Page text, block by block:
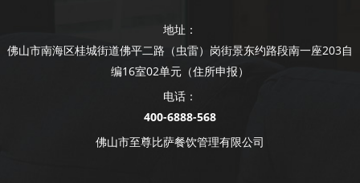
地址：
佛山市南海区桂城街道佛平二路（虫雷）岗街景东约路段南一座203自
编16室02单元（住所申报）
电话：
400-6888-568
佛山市至尊比萨餐饮管理有限公司